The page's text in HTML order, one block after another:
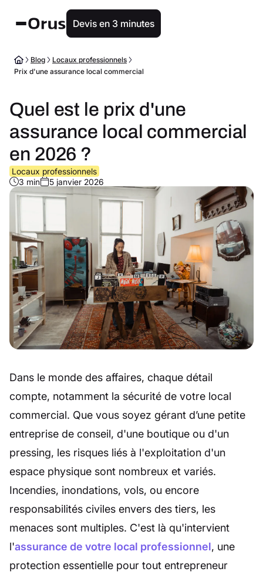
Devis en 3 minutes
Blog
Locaux professionnels
Prix d'une assurance local commercial
Quel est le prix d'une
assurance local commercial
en 2026 ?
Locaux professionnels
3 min
5 janvier 2026
Dans le monde des affaires, chaque détail
compte, notamment la sécurité de votre local
commercial. Que vous soyez gérant d’une petite
entreprise de conseil, d'une boutique ou d'un
pressing, les risques liés à l'exploitation d'un
espace physique sont nombreux et variés.
Incendies, inondations, vols, ou encore
responsabilités civiles envers des tiers, les
menaces sont multiples. C'est là qu'intervient
l'assurance de votre local professionnel, une
protection essentielle pour tout entrepreneur